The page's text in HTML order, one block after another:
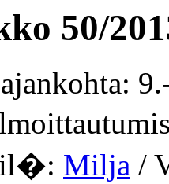
50/
Milja /